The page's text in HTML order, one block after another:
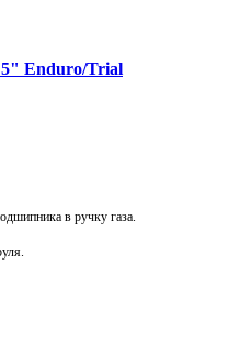
Enduro/Trial
в ручку газа.